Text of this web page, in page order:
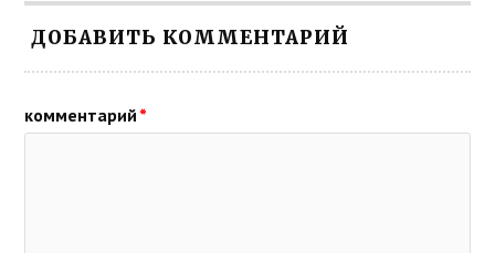
ДОБАВИТЬ КОММЕНТАРИЙ
комментарий *